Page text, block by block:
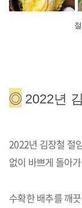
◎ 2022년
2022년 김장철 절
없이 바쁘게 돌아
수확한 배추를 깨